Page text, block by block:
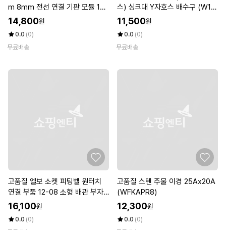
m 8mm 전선 연결 기판 모듈 15
A (WFKJILK)
14,800원
0.0 (0)
무료배송
스) 싱크대 Y자호스 배수구 (W1E
7F3F)
11,500원
0.0 (0)
무료배송
고품질 엘보 소켓 피팅벨 원터치
연결 부품 12-08 소형 배관 부자
재 (WFKKML4)
16,100원
0.0 (0)
고품질 스텐 주물 이경 25Ax20A
(WFKAPR8)
12,300원
0.0 (0)